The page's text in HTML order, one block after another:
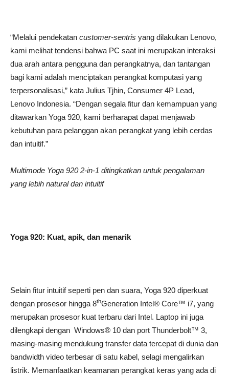
“Melalui pendekatan customer-sentris yang dilakukan Lenovo,
kami melihat tendensi bahwa PC saat ini merupakan interaksi
dua arah antara pengguna dan perangkatnya, dan tantangan
bagi kami adalah menciptakan perangkat komputasi yang
terpersonalisasi,” kata Julius Tjhin, Consumer 4P Lead,
Lenovo Indonesia. “Dengan segala fitur dan kemampuan yang
ditawarkan Yoga 920, kami berharapat dapat menjawab
kebutuhan para pelanggan akan perangkat yang lebih cerdas
dan intuitif.”
Multimode Yoga 920 2-in-1 ditingkatkan untuk pengalaman
yang lebih natural dan intuitif
Yoga 920: Kuat, apik, dan menarik
Selain fitur intuitif seperti pen dan suara, Yoga 920 diperkuat
dengan prosesor hingga 8thGeneration Intel® Core™ i7, yang
merupakan prosesor kuat terbaru dari Intel. Laptop ini juga
dilengkapi dengan Windows® 10 dan port Thunderbolt™ 3,
masing-masing mendukung transfer data tercepat di dunia dan
bandwidth video terbesar di satu kabel, selagi mengalirkan
listrik. Memanfaatkan keamanan perangkat keras yang ada di